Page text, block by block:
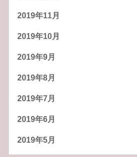
2019年11月
2019年10月
2019年9月
2019年8月
2019年7月
2019年6月
2019年5月